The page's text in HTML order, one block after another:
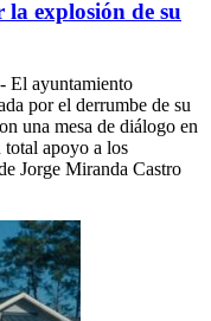
explosión de su
El ayuntamiento
por el derrumbe de su
una mesa de diálogo en
total apoyo a los
Jorge Miranda Castro